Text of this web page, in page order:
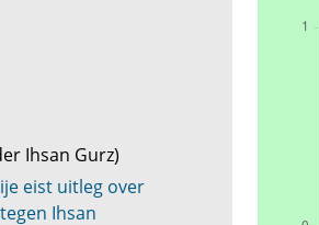
Ihsan Gurz)
eist uitleg over
Ihsan